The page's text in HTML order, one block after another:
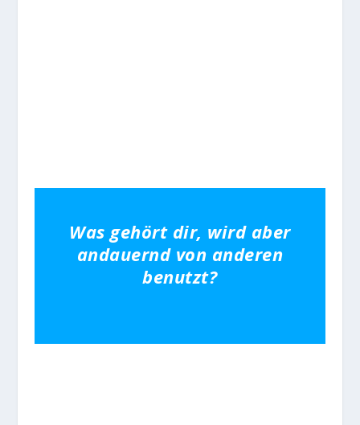
Was gehört dir, wird aber
andauernd von anderen
benutzt?